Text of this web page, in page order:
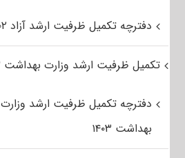
دفترچه تکمیل ظرفیت ارشد آزاد ۱۴۰۲
تکمیل ظرفیت ارشد وزارت بهداشت ۱۴۰۳
دفترچه تکمیل ظرفیت ارشد وزارت
بهداشت ۱۴۰۳